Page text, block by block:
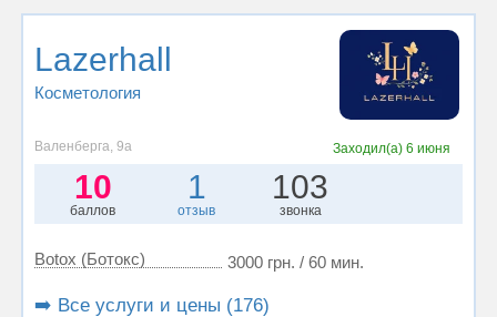
Lazerhall
Косметология
Валенберга, 9а Заходил(а) 6 июня
10
баллов
1
отзыв
103
звонка
Botox (Ботокс) 3000 грн. / 60 мин.
➡️ Все услуги и цены (176)